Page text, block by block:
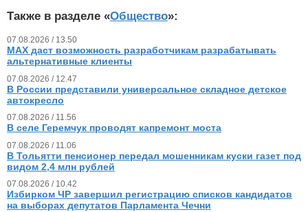
Также в разделе «Общество»:
07.08.2026 / 13.50
MAX даст возможность разработчикам разрабатывать
альтернативные клиенты
07.08.2026 / 12.47
В России представили универсальное складное детское
автокресло
07.08.2026 / 11.56
В селе Геремчук проводят капремонт моста
07.08.2026 / 11.06
В Тольятти пенсионер передал мошенникам куски газет под
видом 2,4 млн рублей
07.08.2026 / 10.42
Избирком ЧР завершил регистрацию списков кандидатов
на выборах депутатов Парламента Чечни